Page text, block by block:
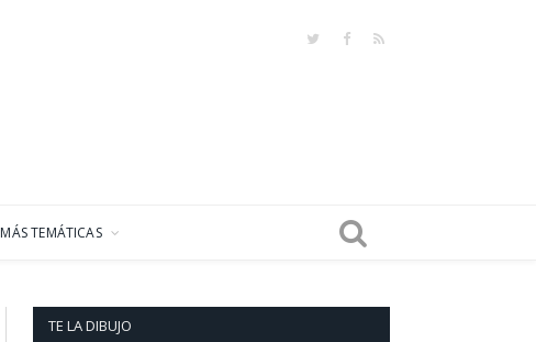
TwitterFacebook
RSS
MÁS TEMÁTICAS
TE LA DIBUJO